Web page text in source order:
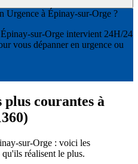
Urgence à Épinay-sur-Orge ?
sur-Orge intervient 24H/24
vous dépanner en urgence ou
courantes à
sur-Orge : voici les
réalisent le plus.